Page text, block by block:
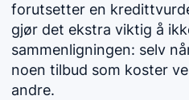
forutsetter en
gjør det ekstra viktig å
sammenligningen: selv
noen tilbud som koster
andre.